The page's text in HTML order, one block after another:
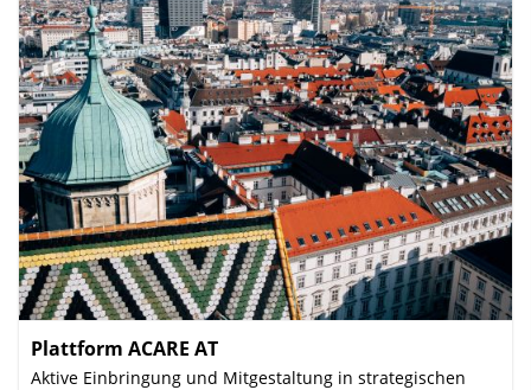
Plattform ACARE AT
Aktive Einbringung und Mitgestaltung in strategischen